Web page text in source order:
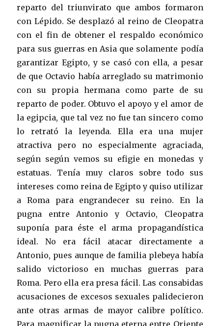
reparto del triunvirato que ambos formaron
con Lépido. Se desplazó al reino de Cleopatra
con el fin de obtener el respaldo económico
para sus guerras en Asia que solamente podía
garantizar Egipto, y se casó con ella, a pesar
de que Octavio había arreglado su matrimonio
con su propia hermana como parte de su
reparto de poder. Obtuvo el apoyo y el amor de
la egipcia, que tal vez no fue tan sincero como
lo retrató la leyenda. Ella era una mujer
atractiva pero no especialmente agraciada,
según según vemos su efigie en monedas y
estatuas. Tenía muy claros sobre todo sus
intereses como reina de Egipto y quiso utilizar
a Roma para engrandecer su reino. En la
pugna entre Antonio y Octavio, Cleopatra
suponía para éste el arma propagandística
ideal. No era fácil atacar directamente a
Antonio, pues aunque de familia plebeya había
salido victorioso en muchas guerras para
Roma. Pero ella era presa fácil. Las consabidas
acusaciones de excesos sexuales palidecieron
ante otras armas de mayor calibre político.
Para magnificar la pugna eterna entre Oriente